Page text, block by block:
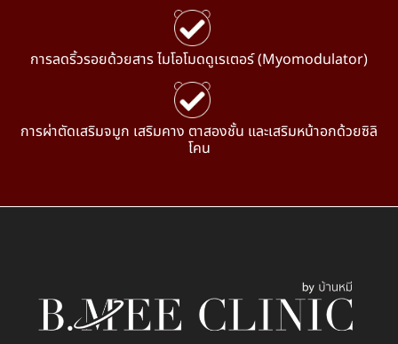
การลดริ้วรอยด้วยสาร ไมโอโมดดูเรเตอร์ (Myomodulator)
การผ่าตัดเสริมจมูก เสริมคาง ตาสองชั้น และเสริมหน้าอกด้วยซิลิ
โคน